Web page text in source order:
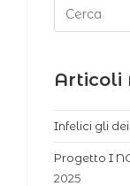
Articoli
Infelici gli dei
Progetto I
2025